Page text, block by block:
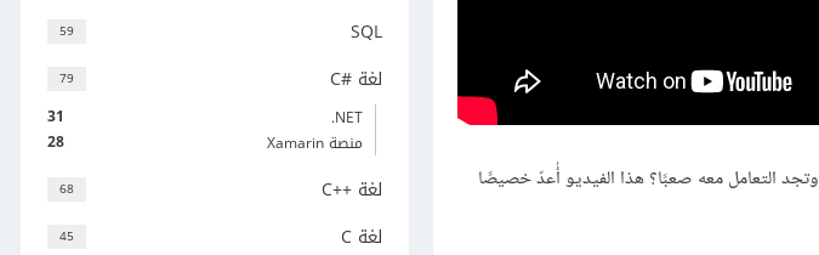
هل سمعت عن نظام إدارة الإصدارات Git وترغب بتعلم المزيد عنه؟ هل أنت مطور ترغب في استخدام GitHub وتجد التعامل معه صعبًا؟ هذا الفيديو أُعدّ خصيصًا
59 SQL
79 لغة C#‎
31
‎.NET
28
منصة Xamarin
68 لغة C++‎
45 لغة C